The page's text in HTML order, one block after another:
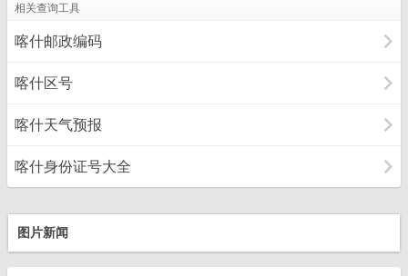
相关查询工具
喀什邮政编码
喀什区号
喀什天气预报
喀什身份证号大全
图片新闻